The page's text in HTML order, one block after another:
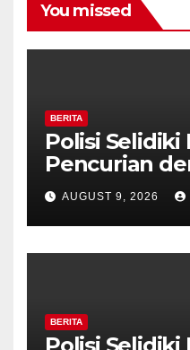
You missed
BERITA
Polisi Selidiki
Pencurian
di Counter
Ambarawa.
AUGUST 9, 2026
BERITA